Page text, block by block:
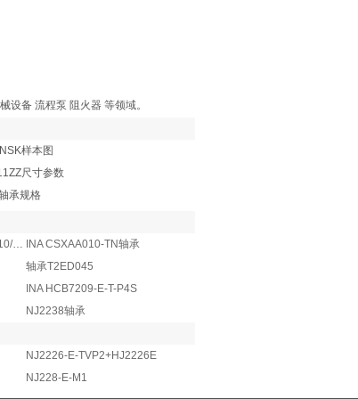
设备 流程泵 阻火器 等领域。
样本图
尺寸参数
承规格
轴承E-M275349D/M275310/M275310DG2
INA CSXAA010-TN轴承
轴承T2ED045
INA HCB7209-E-T-P4S
NJ2238轴承
NJ2226-E-TVP2+HJ2226E
NJ228-E-M1